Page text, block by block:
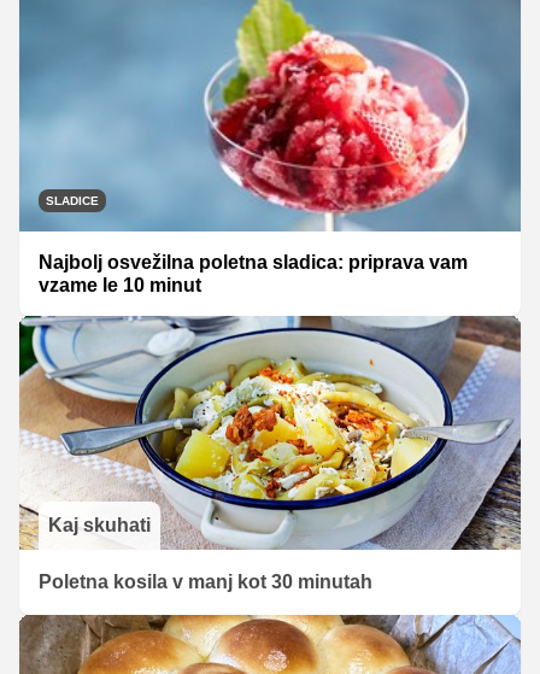
SLADICE
Najbolj osvežilna poletna sladica: priprava vam
vzame le 10 minut
Kaj skuhati
Poletna kosila v manj kot 30 minutah